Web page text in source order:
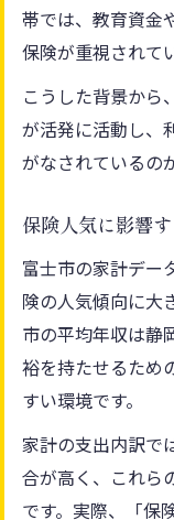
保険選
的効果
富士市
ント
富士市の生
保険と富
すく紹介
富士市
解説
保険の
つくか
富士市
保険の
理由
帯では、教育資金
保険が重視されて
こうした背景から
が活発に活動し、
がなされているの
保険人気に影響
富士市の家計デー
険の人気傾向に大
市の平均年収は静
裕を持たせるため
すい環境です。
家計の支出内訳で
合が高く、これら
です。実際、「保